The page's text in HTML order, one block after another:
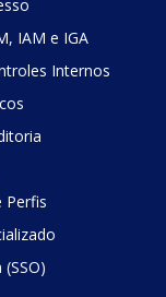
IAM e IGA
Internos
Perfis